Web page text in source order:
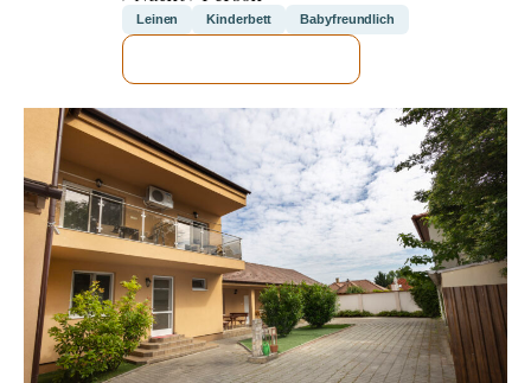
Leinen Kinderbett Babyfreundlich